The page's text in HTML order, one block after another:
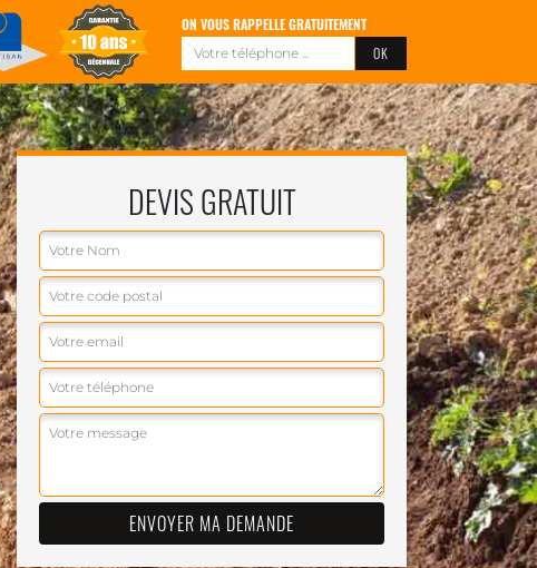
ON VOUS RAPPELLE GRATUITEMENT
DEVIS GRATUIT